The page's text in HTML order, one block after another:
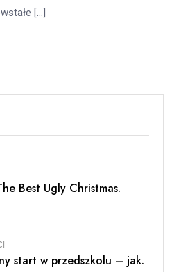
[…]
Best Ugly Christmas.
start w przedszkolu – jak.